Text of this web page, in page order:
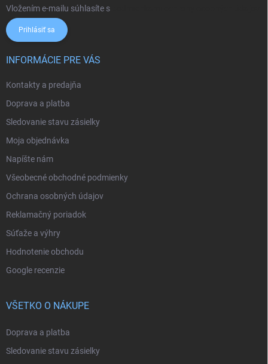
Vložením e-mailu súhlasíte s
Prihlásiť sa
INFORMÁCIE PRE VÁS
Kontakty a predajňa
Doprava a platba
Sledovanie stavu zásielky
Moja objednávka
Napíšte nám
Všeobecné obchodné podmienky
Ochrana osobných údajov
Reklamačný poriadok
Súťaže a výhry
Hodnotenie obchodu
Google recenzie
VŠETKO O NÁKUPE
Doprava a platba
Sledovanie stavu zásielky